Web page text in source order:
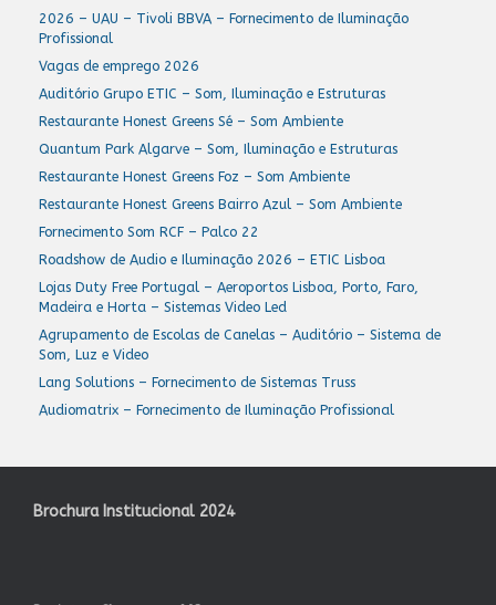
2026 – UAU – Tivoli BBVA – Fornecimento de Iluminação
Profissional
Vagas de emprego 2026
Auditório Grupo ETIC – Som, Iluminação e Estruturas
Restaurante Honest Greens Sé – Som Ambiente
Quantum Park Algarve – Som, Iluminação e Estruturas
Restaurante Honest Greens Foz – Som Ambiente
Restaurante Honest Greens Bairro Azul – Som Ambiente
Fornecimento Som RCF – Palco 22
Roadshow de Audio e Iluminação 2026 – ETIC Lisboa
Lojas Duty Free Portugal – Aeroportos Lisboa, Porto, Faro,
Madeira e Horta – Sistemas Video Led
Agrupamento de Escolas de Canelas – Auditório – Sistema de
Som, Luz e Video
Lang Solutions – Fornecimento de Sistemas Truss
Audiomatrix – Fornecimento de Iluminação Profissional
Brochura Institucional 2024